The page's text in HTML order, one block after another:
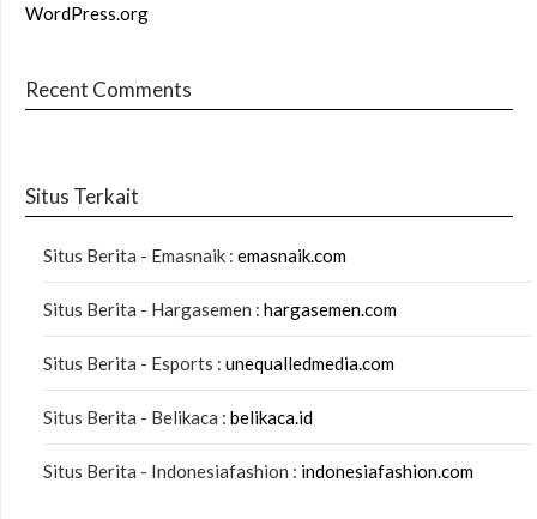
WordPress.org
Recent Comments
Situs Terkait
Situs Berita - Emasnaik : emasnaik.com
Situs Berita - Hargasemen : hargasemen.com
Situs Berita - Esports : unequalledmedia.com
Situs Berita - Belikaca : belikaca.id
Situs Berita - Indonesiafashion : indonesiafashion.com